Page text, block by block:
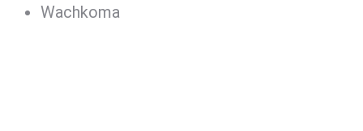
Wachkoma